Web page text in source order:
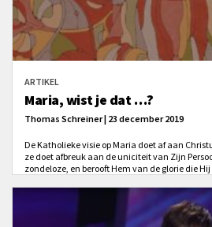
ARTIKEL
Maria, wist je dat …?
Thomas Schreiner | 23 december 2019
De Katholieke visie op Maria doet af aan
ze doet afbreuk aan de uniciteit van Zijn
zondeloze, en berooft Hem van de glorie die
niet in mee?